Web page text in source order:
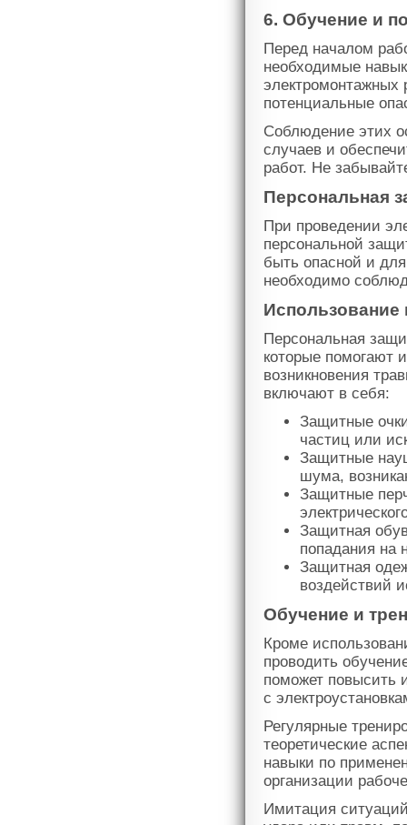
6. Обучение и
Перед началом
необходимые
электромонтажных
потенциальные
Соблюдение этих
случаев и
работ. Не
Персональная
При проведении
персональной
быть опасной и
необходимо
Персональная
которые помогают
возникновения
включают в себя:
Защитные
частиц или
Защитные
шума,
Защитные
Защитная
попадания на
Защитная
воздействий
Обучение и
Кроме
проводить
поможет повысить
с
Регулярные
теоретические
навыки по
организации
Имитация